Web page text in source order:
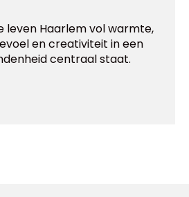
leven Haarlem vol warmte,
en creativiteit in een
centraal staat.